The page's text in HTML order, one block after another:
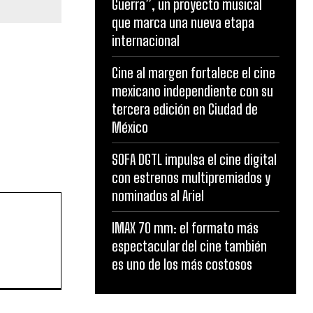
Guerra”, un proyecto musical
que marca una nueva etapa
internacional
Cine al margen fortalece el cine
mexicano independiente con su
tercera edición en Ciudad de
México
SOFA DGTL impulsa el cine digital
con estrenos multipremiados y
nominados al Ariel
IMAX 70 mm: el formato más
espectacular del cine también
es uno de los más costosos